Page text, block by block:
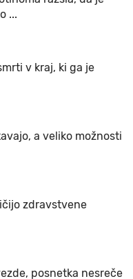
...
v kraj, ki ga je
a veliko možnosti
zdravstvene
posnetka nesreče